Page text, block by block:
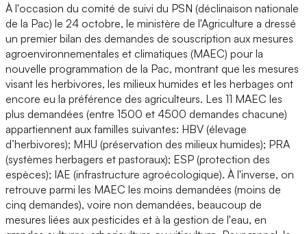
À l'occasion du comité de suivi du PSN (déclinaison nationale
de la Pac) le 24 octobre, le ministère de l'Agriculture a dressé
un premier bilan des demandes de souscription aux mesures
agroenvironnementales et climatiques (MAEC) pour la
nouvelle programmation de la Pac, montrant que les mesures
visant les herbivores, les milieux humides et les herbages ont
encore eu la préférence des agriculteurs. Les 11 MAEC les
plus demandées (entre 1500 et 4500 demandes chacune)
appartiennent aux familles suivantes: HBV (élevage
d’herbivores); MHU (préservation des milieux humides); PRA
(systèmes herbagers et pastoraux); ESP (protection des
espèces); IAE (infrastructure agroécologique). À l'inverse, on
retrouve parmi les MAEC les moins demandées (moins de
cinq demandes), voire non demandées, beaucoup de
mesures liées aux pesticides et à la gestion de l'eau, en